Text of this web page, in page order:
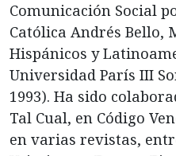
Comunicación Social
Católica Andrés Bello,
Hispánicos y
Universidad París III
1993). Ha sido
Tal Cual, en Código
en varias revistas,